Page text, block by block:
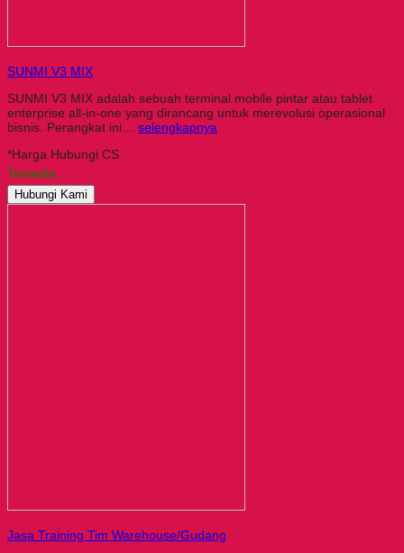
SUNMI V3 MIX
SUNMI V3 MIX adalah sebuah terminal mobile pintar atau tablet
enterprise all-in-one yang dirancang untuk merevolusi operasional
bisnis. Perangkat ini… selengkapnya
*Harga Hubungi CS
Tersedia
Hubungi Kami
Jasa Training Tim Warehouse/Gudang